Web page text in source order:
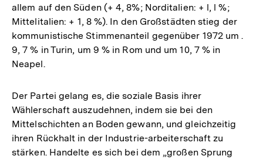
allem auf den Süden (+ 4, 8%; Norditalien: + l, l %;
Mittelitalien: + 1, 8 %). In den Großstädten stieg der
kommunistische Stimmenanteil gegenüber 1972 um .
9, 7 % in Turin, um 9 % in Rom und um 10, 7 % in
Neapel.
Der Partei gelang es, die soziale Basis ihrer
Wählerschaft auszudehnen, indem sie bei den
Mittelschichten an Boden gewann, und gleichzeitig
ihren Rückhalt in der Industrie-arbeiterschaft zu
stärken. Handelte es sich bei dem „großen Sprung